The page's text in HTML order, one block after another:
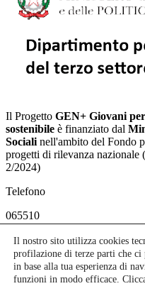
Il nostro sito utilizza cookies
profilazione di terze parti che ci
in base alla tua esperienza di
funzioni in modo efficace.
Il Progetto GEN+ Giovani
sostenibile è finanziato dal
Sociali nell'ambito del Fondo
progetti di rilevanza nazionale
2/2024)
Telefono
065510
P.I. e C.F.
13669721006